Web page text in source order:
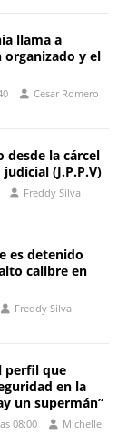
llama a
organizado y el
Cesar Romero
desde la cárcel
(J.P.P.V)
Freddy Silva
es detenido
calibre en
Freddy Silva
perfil que
en la
un supermán”
08:00
Michelle